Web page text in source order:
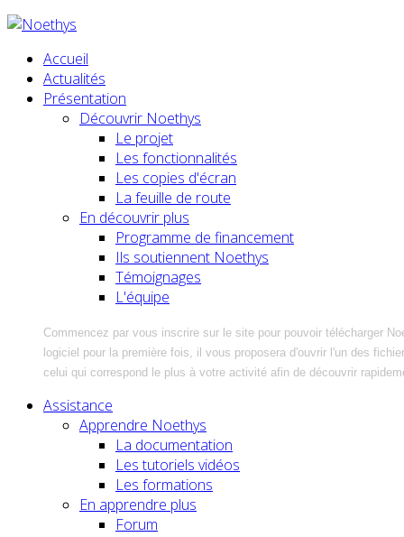
Accueil
Actualités
Présentation
Découvrir Noethys
Le projet
Les fonctionnalités
Les copies d'écran
La feuille de route
En découvrir plus
Programme de financement
Ils soutiennent Noethys
Témoignages
L'équipe
Commencez par vous inscrire sur le site pour pouvoir télécharger
logiciel pour la première fois, il vous proposera d'ouvrir l'un des
celui qui correspond le plus à votre activité afin de découvrir
Assistance
Apprendre Noethys
La documentation
Les tutoriels vidéos
Les formations
En apprendre plus
Forum